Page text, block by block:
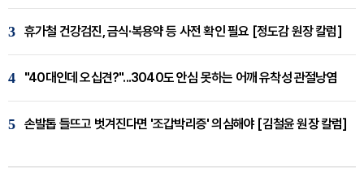
3 휴가철 건강검진, 금식·복용약 등 사전 확인 필요 [정도감 원장 칼럼]
4 "40대인데 오십견?"...3040도 안심 못하는 어깨 유착성 관절낭염
5 손발톱 들뜨고 벗겨진다면 '조갑박리증' 의심해야 [김철윤 원장 칼럼]